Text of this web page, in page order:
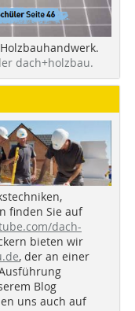
dach+holzbau.
finden Sie auf
dach-
bieten wir
, der an einer
Blog
uns auch auf